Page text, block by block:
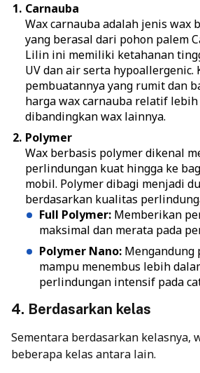
Carnauba
Wax carnauba adalah jenis wax
yang berasal dari pohon palem
Lilin ini memiliki ketahanan
UV dan air serta hypoallergenic.
pembuatannya yang rumit dan
harga wax carnauba relatif lebih
dibandingkan wax lainnya.
Polymer
Wax berbasis polymer dikenal
perlindungan kuat hingga ke
mobil. Polymer dibagi menjadi
berdasarkan kualitas
Full Polymer: Memberikan
maksimal dan merata pada
Polymer Nano: Mengandung
mampu menembus lebih
perlindungan intensif pada
4. Berdasarkan kelas
Sementara berdasarkan kelasnya,
beberapa kelas antara lain.